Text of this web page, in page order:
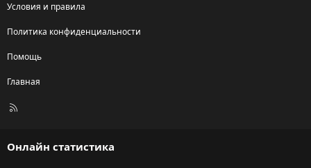
Условия и правила
Политика конфиденциальности
Помощь
Главная
R
Онлайн статистика